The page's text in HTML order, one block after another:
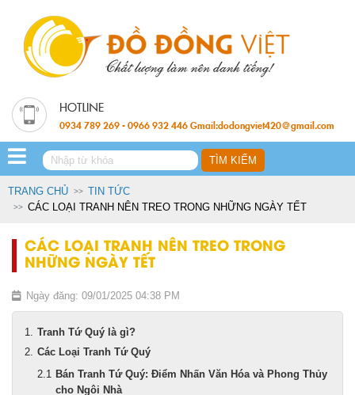
0934 789 269 - 0966 932 446 Gmail:dodongviet420@gmail.com
TRANG CHỦ
TIN TỨC
CÁC LOẠI TRANH NÊN TREO TRONG NHỮNG NGÀY TẾT
CÁC LOẠI TRANH NÊN TREO TRONG
NHỮNG NGÀY TẾT
Ngày đăng: 09/01/2025 04:38 PM
Tranh Tứ Quý là gì?
Các Loại Tranh Tứ Quý
Bán Tranh Tứ Quý: Điểm Nhấn Văn Hóa và Phong Thủy
cho Ngôi Nhà